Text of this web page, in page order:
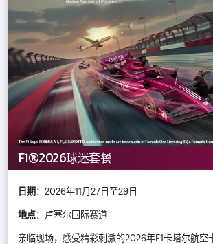
F1®2026球迷套餐
日期：2026年11月27日至29日
地点：卢塞尔国际赛道
亲临现场，感受精彩刺激的2026年F1卡塔尔航空